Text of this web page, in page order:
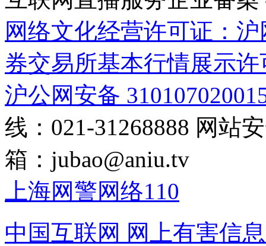
网络文化经营许可证：
券交易所基本行情展示许
沪公网安备
线：021-31268888 网站
箱： jubao@aniu.tv
上海网警网络110
中国互联网 网上有害信